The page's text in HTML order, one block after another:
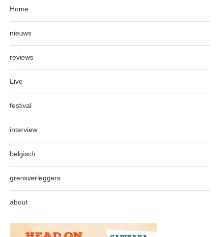
Home
nieuws
reviews
Live
festival
interview
belgisch
grensverleggers
about